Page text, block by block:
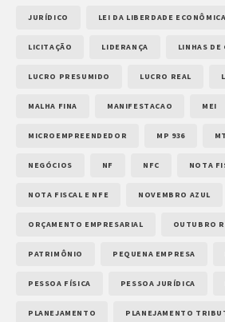
JURÍDICO LEI DA LIBERDADE ECONÔMICA
LICITAÇÃO LIDERANÇA LINHAS DE
LUCRO PRESUMIDO LUCRO REAL
MALHA FINA MANIFESTACAO MEI
MICROEMPREENDEDOR MP 936
NEGÓCIOS NF NFC NOTA
NOTA FISCAL E NFE NOVEMBRO AZUL
ORÇAMENTO EMPRESARIAL OUTUBRO
PATRIMÔNIO PEQUENA EMPRESA
PESSOA FÍSICA PESSOA JURÍDICA
PLANEJAMENTO PLANEJAMENTO